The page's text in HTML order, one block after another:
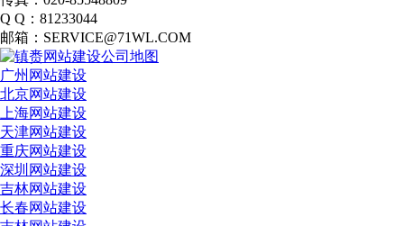
Q Q：81233044
邮箱：SERVICE@71WL.COM
广州网站建设
北京网站建设
上海网站建设
天津网站建设
重庆网站建设
深圳网站建设
吉林网站建设
长春网站建设